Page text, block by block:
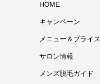
HOME
キャンペーン
メニュー＆プライス
サロン情報
メンズ脱毛ガイド